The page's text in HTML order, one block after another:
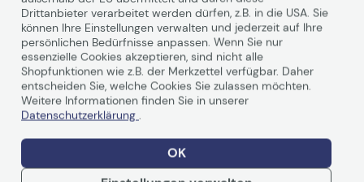
Technische Daten
Tintenpatrone
Drittanbieter verarbeitet werden dürfen, z.B. in die USA. Sie
können Ihre Einstellungen verwalten und jederzeit auf Ihre
persönlichen Bedürfnisse anpassen. Wenn Sie nur
essenzielle Cookies akzeptieren, sind nicht alle
Shopfunktionen wie z.B. der Merkzettel verfügbar. Daher
entscheiden Sie, welche Cookies Sie zulassen möchten.
Weitere Informationen finden Sie in unserer
Datenschutzerklärung .
OK